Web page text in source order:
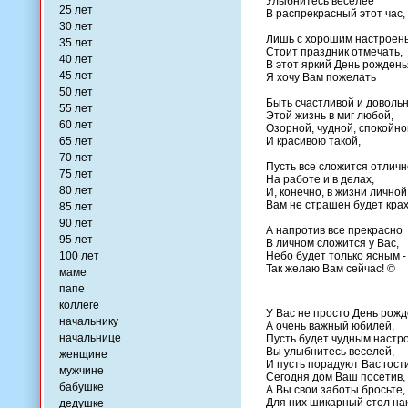
25 лет
30 лет
35 лет
40 лет
45 лет
50 лет
55 лет
60 лет
65 лет
70 лет
75 лет
80 лет
85 лет
90 лет
95 лет
100 лет
маме
папе
коллеге
начальнику
начальнице
женщине
мужчине
бабушке
дедушке
В распрекрасный этот час,
Лишь с хорошим
Стоит праздник отмечать,
В этот яркий День
Я хочу Вам пожелать
Быть счастливой и
Этой жизнь в миг любой,
Озорной, чудной,
И красивою такой,
Пусть все сложится
На работе и в делах,
И, конечно, в жизни личной
Вам не страшен будет
А напротив все прекрасно
В личном сложится у Вас,
Небо будет только ясным -
Так желаю Вам сейчас! ©
У Вас не просто День
А очень важный юбилей,
Пусть будет чудным
Вы улыбнитесь веселей,
И пусть порадуют Вас
Сегодня дом Ваш посетив,
А Вы свои заботы бросьте,
Для них шикарный стол